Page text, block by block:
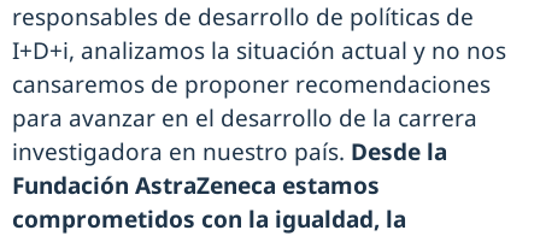
responsables de desarrollo de políticas de
I+D+i, analizamos la situación actual y no nos
cansaremos de proponer recomendaciones
para avanzar en el desarrollo de la carrera
investigadora en nuestro país. Desde la
Fundación AstraZeneca estamos
comprometidos con la igualdad, la